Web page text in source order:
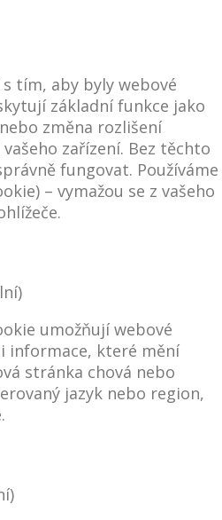
tím, aby byly webové
základní funkce jako
změna rozlišení
zařízení. Bez těchto
fungovat. Používáme
– vymažou se z vašeho
umožňují webové
informace, které mění
stránka chová nebo
jazyk nebo region,